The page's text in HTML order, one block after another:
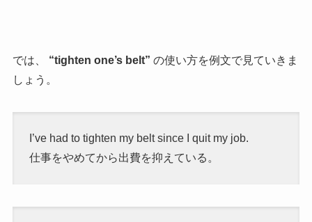
では、 “tighten one’s belt” の使い方を例文で見ていきま
しょう。
I’ve had to tighten my belt since I quit my job.
仕事をやめてから出費を抑えている。